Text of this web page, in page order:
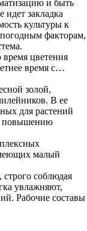
и быть
идет закладка
культуры к
факторам,
цветения
время с…
золой,
В ее
для растений
повышению
малый
соблюдая
увлажняют,
Рабочие составы